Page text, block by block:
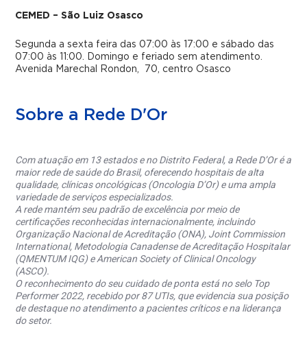
CEMED – São Luiz Osasco
Segunda a sexta feira das 07:00 às 17:00 e sábado das
07:00 às 11:00.
Domingo e feriado sem atendimento.
Avenida Marechal Rondon, 70, centro Osasco
Sobre a Rede D'Or
Com atuação em 13 estados e no Distrito Federal, a Rede D’Or é a
maior rede de saúde do Brasil, oferecendo hospitais de alta
qualidade, clínicas oncológicas (Oncologia D’Or) e uma ampla
variedade de serviços especializados.
A rede mantém seu padrão de excelência por meio de
certificações reconhecidas internacionalmente, incluindo
Organização Nacional de Acreditação (ONA), Joint Commission
International, Metodologia Canadense de Acreditação Hospitalar
(QMENTUM IQG) e American Society of Clinical Oncology
(ASCO).
O reconhecimento do seu cuidado de ponta está no selo Top
Performer 2022, recebido por 87 UTIs, que evidencia sua posição
de destaque no atendimento a pacientes críticos e na liderança
do setor.